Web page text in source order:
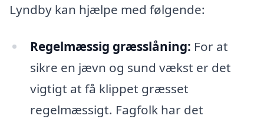
Lyndby kan hjælpe med følgende:
Regelmæssig græsslåning: For at
sikre en jævn og sund vækst er det
vigtigt at få klippet græsset
regelmæssigt. Fagfolk har det